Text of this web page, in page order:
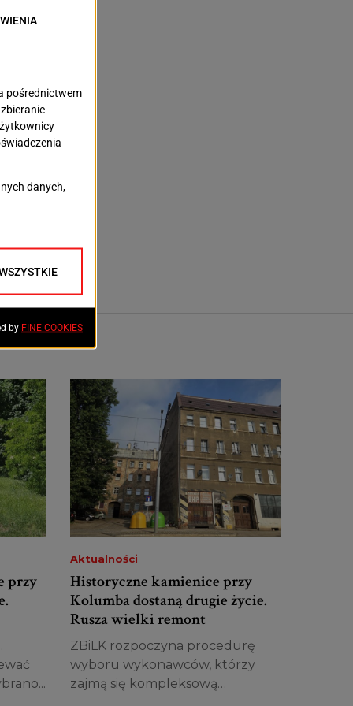
przy
Aktualności
Historyczne kamienice przy
Kolumba dostaną drugie życie.
Rusza wielki remont
ZBiLK rozpoczyna procedurę
wyboru wykonawców, którzy
zajmą się kompleksową